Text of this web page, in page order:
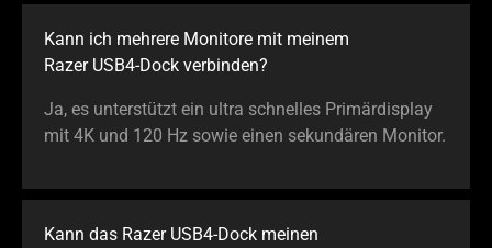
Kann ich mehrere Monitore mit meinem
Razer USB4-Dock verbinden?
Ja, es unterstützt ein ultra schnelles Primärdisplay
mit 4K und 120 Hz sowie einen sekundären Monitor.
Kann das Razer USB4-Dock meinen